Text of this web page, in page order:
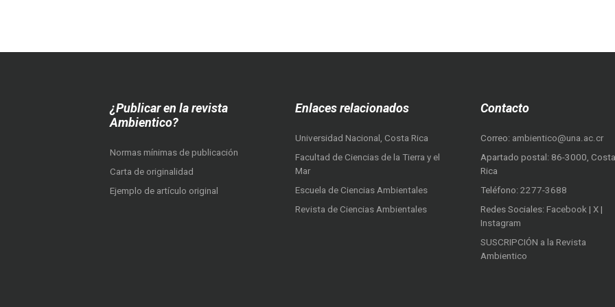
¿Publicar en la revista
Ambientico?
Normas mínimas de publicación
Carta de originalidad
Ejemplo de artículo original
Enlaces relacionados
Universidad Nacional, Costa Rica
Facultad de Ciencias de la Tierra y el
Mar
Escuela de Ciencias Ambientales
Revista de Ciencias Ambientales
Contacto
Correo: ambientico@una.ac.cr
Apartado postal: 86-3000, Costa
Rica
Teléfono: 2277-3688
Redes Sociales: Facebook | X |
Instagram
SUSCRIPCIÓN a la Revista
Ambientico